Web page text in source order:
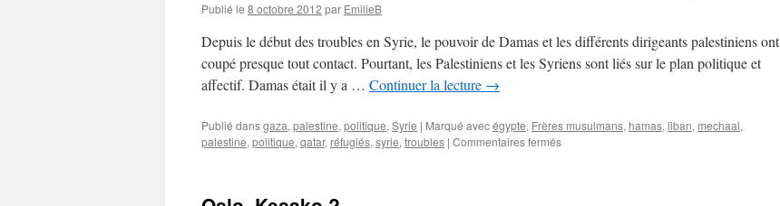
Publié le 8 octobre 2012 par EmilieB
Depuis le début des troubles en Syrie, le pouvoir de Damas et les différents dirigeants palestiniens ont
coupé presque tout contact. Pourtant, les Palestiniens et les Syriens sont liés sur le plan politique et
affectif. Damas était il y a … Continuer la lecture →
Publié dansgaza, palestine, politique, Syrie | Marqué avecégypte, Frères musulmans, hamas, liban, mechaal,
palestine, politique, qatar, réfugiés, syrie, troubles | Commentaires fermés